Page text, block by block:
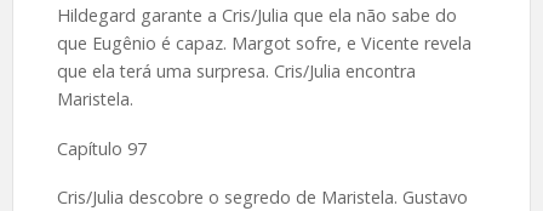
Hildegard garante a Cris/Julia que ela não sabe do
que Eugênio é capaz. Margot sofre, e Vicente revela
que ela terá uma surpresa. Cris/Julia encontra
Maristela.
Capítulo 97
Cris/Julia descobre o segredo de Maristela. Gustavo